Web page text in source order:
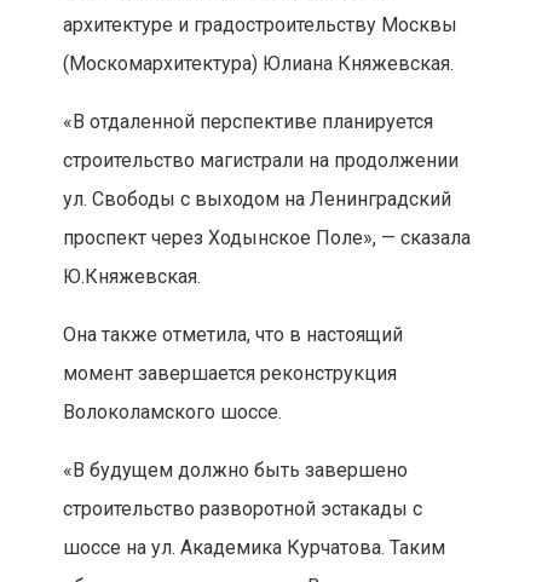
архитектуре и градостроительству Москвы
(Москомархитектура) Юлиана Княжевская.
«В отдаленной перспективе планируется
строительство магистрали на продолжении
ул. Свободы с выходом на Ленинградский
проспект через Ходынское Поле», — сказала
Ю.Княжевская.
Она также отметила, что в настоящий
момент завершается реконструкция
Волоколамского шоссе.
«В будущем должно быть завершено
строительство разворотной эстакады с
шоссе на ул. Академика Курчатова. Таким